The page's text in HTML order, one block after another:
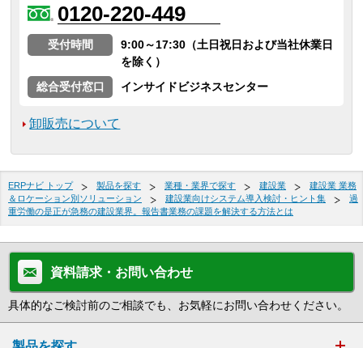
0120-220-449
受付時間
9:00～17:30（土日祝日および当社休業日
を除く）
総合受付窓口
インサイドビジネスセンター
卸販売について
ERPナビ トップ 製品を探す 業種・業界で探す 建設業
建設業 業務
＆ロケーション別ソリューション
建設業向けシステム導入検討・ヒント集
過
重労働の是正が急務の建設業界。報告書業務の課題を解決する方法とは
資料請求・お問い合わせ
具体的なご検討前のご相談でも、お気軽にお問い合わせください。